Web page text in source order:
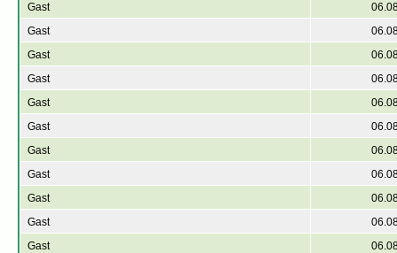
Gast
Gast
Gast
Gast
Gast
Gast
Gast
Gast
Gast
Gast
Gast